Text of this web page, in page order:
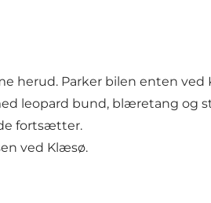
herud. Parker bilen enten ved
leopard bund, blæretang og
fortsætter.
ved Klæsø.